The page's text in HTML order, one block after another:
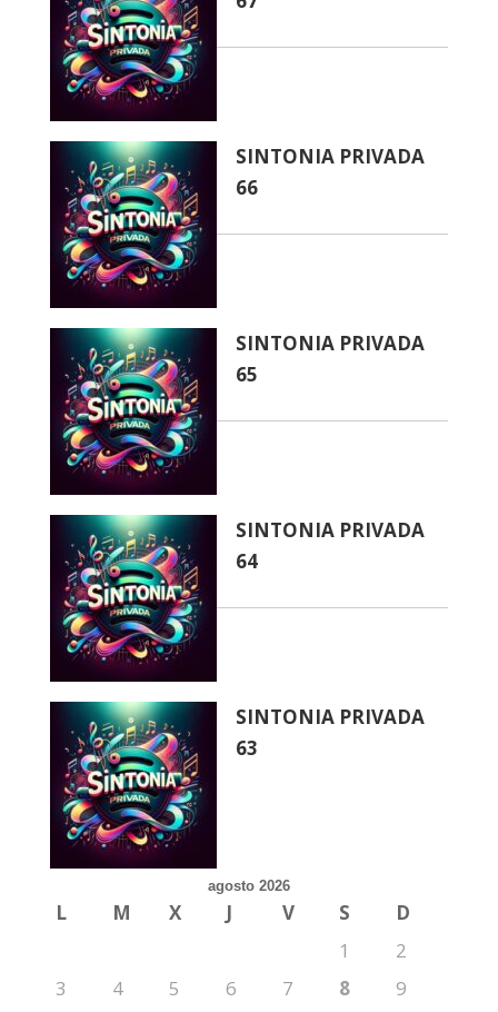
SINTONIA PRIVADA
66
SINTONIA PRIVADA
65
SINTONIA PRIVADA
64
SINTONIA PRIVADA
63
agosto 2026
L M X J V S
D
1
2
3
4 5 6 7 8
9